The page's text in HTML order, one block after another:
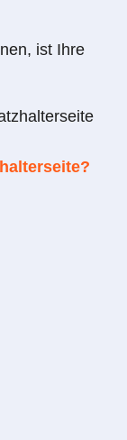
ist Ihre